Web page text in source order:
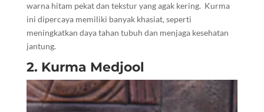
warna hitam pekat dan tekstur yang agak kering. Kurma
ini dipercaya memiliki banyak khasiat, seperti
meningkatkan daya tahan tubuh dan menjaga kesehatan
jantung.
2. Kurma Medjool